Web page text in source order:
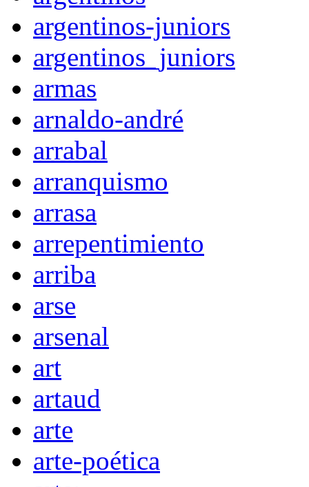
argentinos-juniors
argentinos_juniors
armas
arnaldo-andré
arrabal
arranquismo
arrasa
arrepentimiento
arriba
arse
arsenal
art
artaud
arte
arte-poética